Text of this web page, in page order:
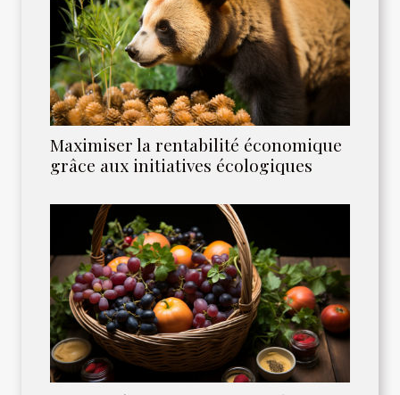
Maximiser la rentabilité économique
grâce aux initiatives écologiques